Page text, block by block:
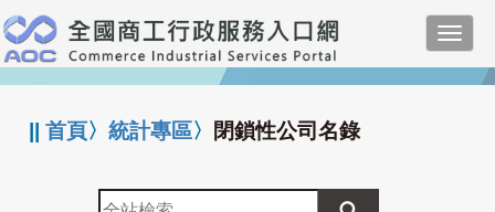
跳
到
主
要
:::
||首頁〉統計專區〉 閉鎖性公司名錄
全